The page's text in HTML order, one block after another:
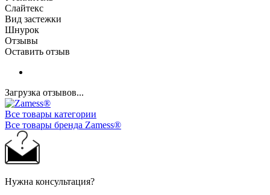
Слайтекс
Вид застежки
Шнурок
Отзывы
Оставить отзыв
Загрузка отзывов...
Все товары категории
Все товары бренда Zamess®
Нужна консультация?